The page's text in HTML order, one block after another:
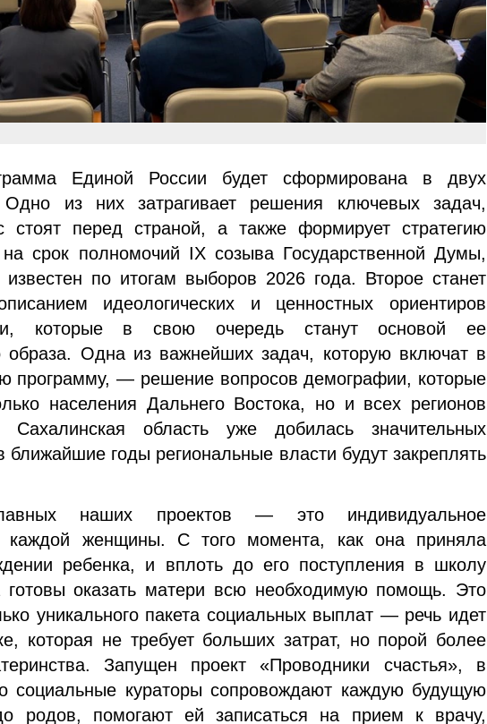
Единой России будет сформирована в двух
Одно из них затрагивает решения ключевых задач,
стоят перед страной, а также формирует стратегию
срок полномочий IX созыва Государственной Думы,
известен по итогам выборов 2026 года. Второе станет
идеологических и ценностных ориентиров
которые в свою очередь станут основой ее
образа. Одна из важнейших задач, которую включат в
программу, — решение вопросов демографии, которые
населения Дальнего Востока, но и всех регионов
Сахалинская область уже добилась значительных
ближайшие годы региональные власти будут закреплять
наших проектов — это индивидуальное
каждой женщины. С того момента, как она приняла
ребенка, и вплоть до его поступления в школу
готовы оказать матери всю необходимую помощь. Это
уникального пакета социальных выплат — речь идет
которая не требует больших затрат, но порой более
Запущен проект «Проводники счастья», в
социальные кураторы сопровождают каждую будущую
родов, помогают ей записаться на прием к врачу,